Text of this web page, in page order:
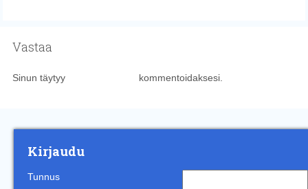
Vastaa
Sinun täytyy kommentoidaksesi.
Kirjaudu
Tunnus